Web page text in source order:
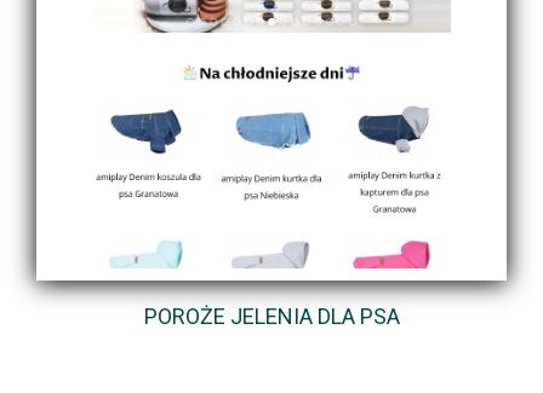
POROŻE JELENIA DLA PSA